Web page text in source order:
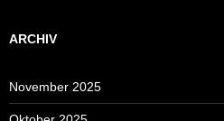
ARCHIV
November 2025